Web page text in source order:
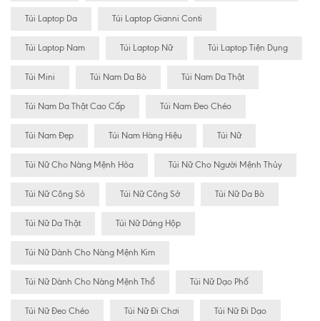
Túi Laptop Da Túi Laptop Gianni Conti
Túi Laptop Nam Túi Laptop Nữ Túi Laptop Tiện Dụng
Túi Mini Túi Nam Da Bò Túi Nam Da Thật
Túi Nam Da Thật Cao Cấp Túi Nam Đeo Chéo
Túi Nam Đẹp Túi Nam Hàng Hiệu Túi Nữ
Túi Nữ Cho Nàng Mệnh Hỏa Túi Nữ Cho Người Mệnh Thủy
Túi Nữ Công Sỏ Túi Nữ Công Sở Túi Nữ Da Bò
Túi Nữ Da Thật Túi Nữ Dáng Hộp
Túi Nữ Dành Cho Nàng Mệnh Kim
Túi Nữ Dành Cho Nàng Mệnh Thổ Túi Nữ Dạo Phố
Túi Nữ Đeo Chéo Túi Nữ Đi Chơi Túi Nữ Đi Dạo